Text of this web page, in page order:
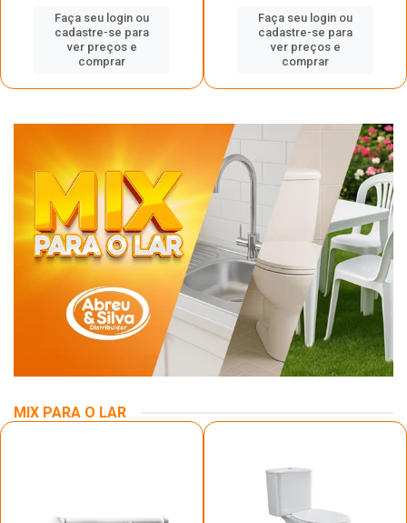
Faça seu login ou
cadastre-se para
ver preços e
comprar
Faça seu login ou
cadastre-se para
ver preços e
comprar
MIX PARA O LAR